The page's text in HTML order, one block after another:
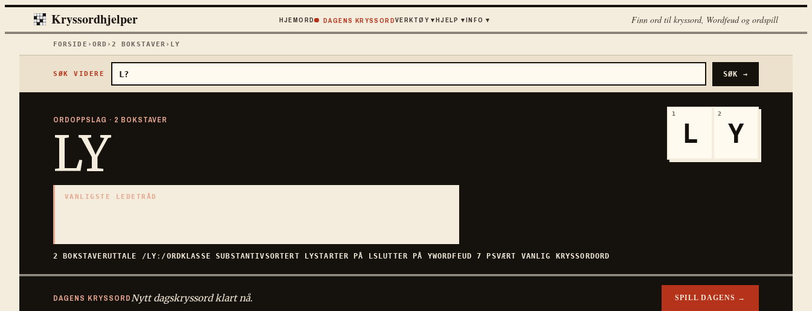
Kryssordhjelper HJEMORD DAGENS KRYSSORDVERKTØY▾HJELP ▾INFO ▾ Finn ord til kryssord, Wordfeud og ordspill
FORSIDE › ORD ›2 BOKSTAVER › LY
SØK VIDERE SØK →
ORDOPPSLAG · 2 BOKSTAVER
LY
VANLIGSTE LEDETRÅD
2 BOKSTAVERUTTALE /LYː/ORDKLASSESUBSTANTIVSORTERT LYSTARTER PÅ LSLUTTER PÅ YWORDFEUD7 PSVÆRT VANLIG KRYSSORDORD
1
L
2
Y
DAGENS KRYSSORDNytt dagskryssord klart nå. SPILL DAGENS →